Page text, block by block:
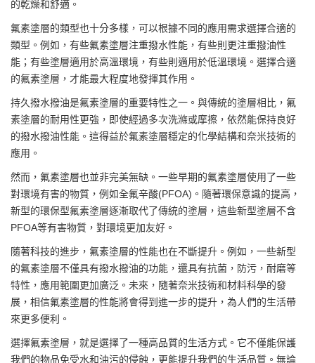
的乾燥和舒適。
氟素塗層的類型也十分多樣，可以根據不同的應用需求選擇合適的
類型。例如，有些氟素塗層注重撥水性能，有些則更注重撥油性
能；有些塗層適用於高溫環境，有些則適用於低溫環境。選擇合適
的氟素塗層，才能最大程度地發揮其作用。
持久撥水撥油是氟素塗層的重要特性之一。與傳統的塗層相比，氟
素塗層的耐用性更強，即使經過多次洗滌或摩擦，依然能保持良好
的撥水撥油性能。這得益於氟素塗層穩定的化學結構和奈米技術的
應用。
然而，氟素塗層也並非完美無缺。一些早期的氟素塗層使用了一些
對環境有害的物質，例如全氟辛酸(PFOA)。隨著環保意識的提高，
新型的環保型氟素塗層逐漸取代了傳統的塗層，這些新型塗層不含
PFOA等有害物質，對環境更加友好。
隨著科技的進步，氟素塗層的性能也在不斷提升。例如，一些新型
的氟素塗層不僅具有撥水撥油的功能，還具有抗菌，防污，耐磨等
特性，應用範圍更加廣泛。未來，隨著奈米技術和材料科學的發
展，相信氟素塗層的性能將會得到進一步的提升，為人們的生活帶
來更多便利。
選擇氟素塗層，就是選擇了一種高品質的生活方式。它不僅能保護
我們的物品免受水和油污的侵蝕，更能提升我們的生活品質。無論